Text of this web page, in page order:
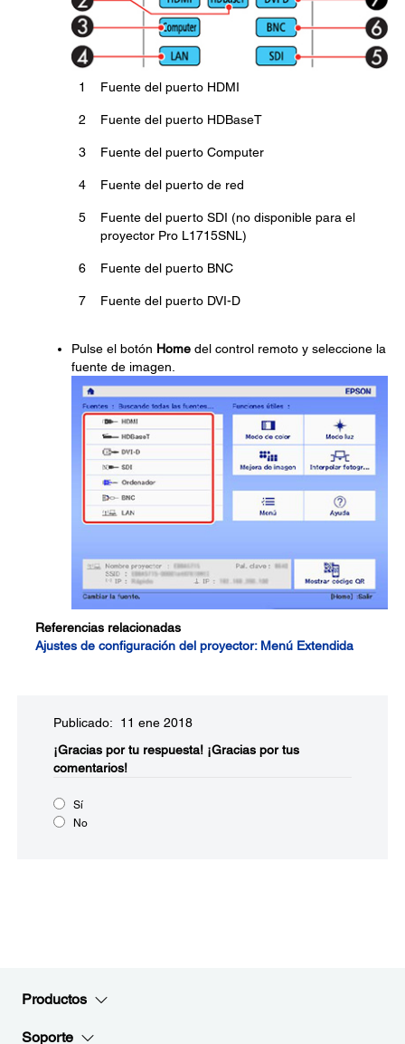
1 Fuente del puerto HDMI
2 Fuente del puerto HDBaseT
3 Fuente del puerto Computer
4 Fuente del puerto de red
5
Fuente del puerto SDI (no disponible para el
proyector Pro L1715SNL)
6 Fuente del puerto BNC
7 Fuente del puerto DVI-D
Pulse el botón Home del control remoto y seleccione la
fuente de imagen.
Referencias relacionadas
Ajustes de configuración del proyector: Menú Extendida
Publicado: 11 ene 2018
¡Gracias por tu respuesta! ¡Gracias por tus
comentarios!
Sí
No
Productos
Soporte